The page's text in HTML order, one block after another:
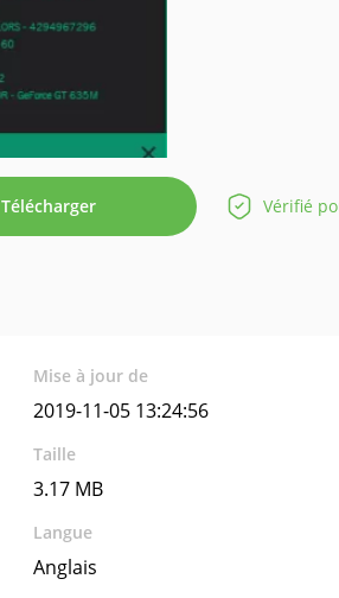
Télécharger Vérifié
Mise à jour de
2019-11-05 13:24:56
Taille
3.17 MB
Langue
Anglais